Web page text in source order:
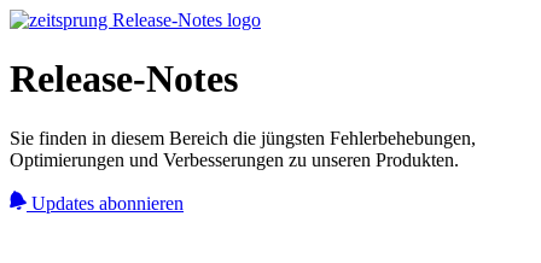
Release-Notes
Sie finden in diesem Bereich die jüngsten Fehlerbehebungen,
Optimierungen und Verbesserungen zu unseren Produkten.
Updates abonnieren